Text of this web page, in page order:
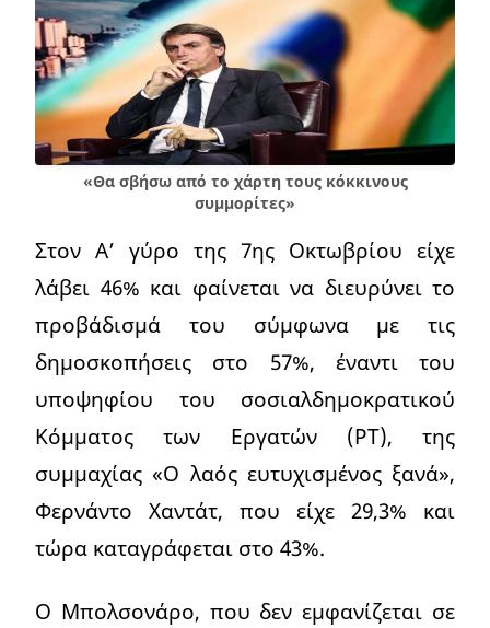
«Θα σβήσω από το χάρτη τους κόκκινους
συμμορίτες»
Στον Α’ γύρο της 7ης Οκτωβρίου είχε
λάβει 46% και φαίνεται να διευρύνει το
προβάδισμά του σύμφωνα με τις
δημοσκοπήσεις στο 57%, έναντι του
υποψηφίου του σοσιαλδημοκρατικού
Κόμματος των Εργατών (PT), της
συμμαχίας «Ο λαός ευτυχισμένος ξανά»,
Φερνάντο Χαντάτ, που είχε 29,3% και
τώρα καταγράφεται στο 43%.
Ο Μπολσονάρο, που δεν εμφανίζεται σε